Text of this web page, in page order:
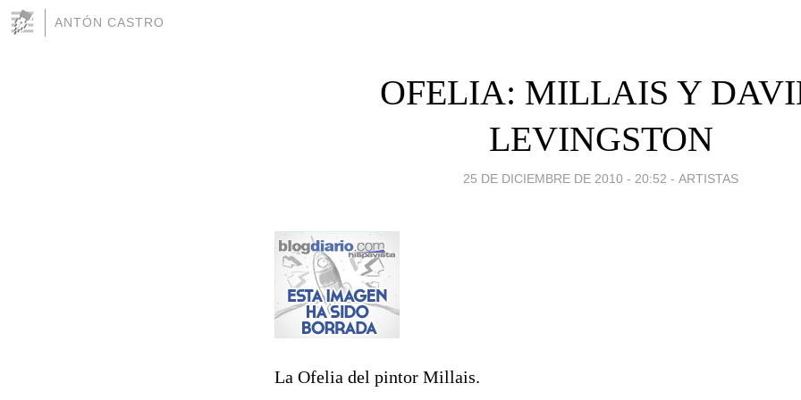
ANTÓN CASTRO
OFELIA: MILLAIS Y
LEVINGSTON
25 DE DICIEMBRE DE 2010 - 20:52 - ARTISTAS
La Ofelia del pintor Millais.